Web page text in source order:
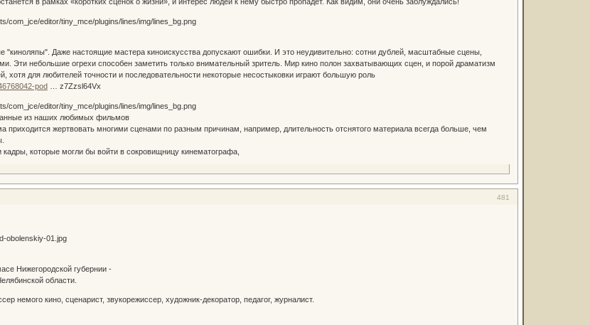
Даже настоящие мастера киноискусства допускают ошибки. И это неудивительно: сотни дублей, масштабные сцены,
Эти небольшие огрехи способен заметить только внимательный зритель. Мир кино полон захватывающих сцен, и порой драматизм
хотя для любителей точности и последовательности некоторые несостыковки играют большую роль
pod… z7Zzsl64Vx
из наших любимых фильмов
приходится жертвовать многими сценами по разным причинам, например, длительность отснятого материала всегда больше, чем
которые могли бы войти в сокровищницу кинематографа,
481
Нижегородской губернии -
области.
немого кино, сценарист, звукорежиссер, художник-декоратор, педагог, журналист.